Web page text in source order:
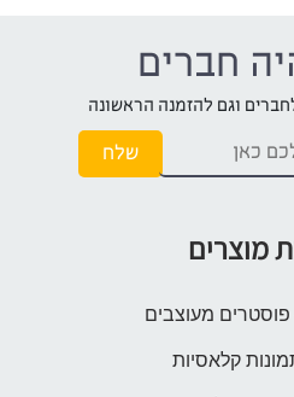
חברים
וגם להזמנה הראשונה
מוצרים
קלאסיות